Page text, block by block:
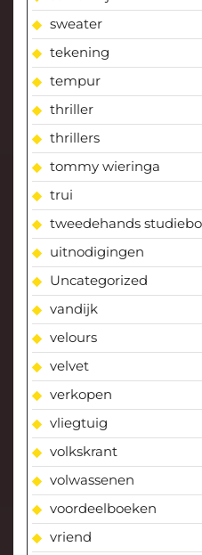
sweater
tekening
tempur
thriller
thrillers
tommy wieringa
trui
tweedehands
uitnodigingen
Uncategorized
vandijk
velours
velvet
verkopen
vliegtuig
volkskrant
volwassenen
voordeelboeken
vriend